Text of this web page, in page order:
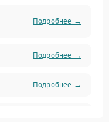
Подробнее →
Подробнее →
Подробнее →